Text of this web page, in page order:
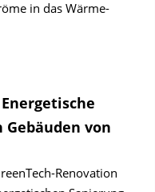
in das Wärme-
von
Renovation